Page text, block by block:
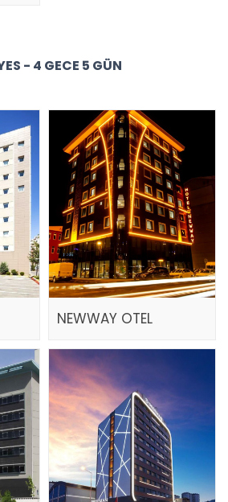
- 4 GECE 5 GÜN
NEWWAY OTEL